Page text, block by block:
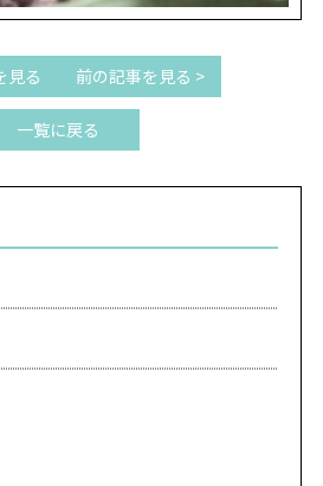
見る
一覧に戻る
前の記事を見る >